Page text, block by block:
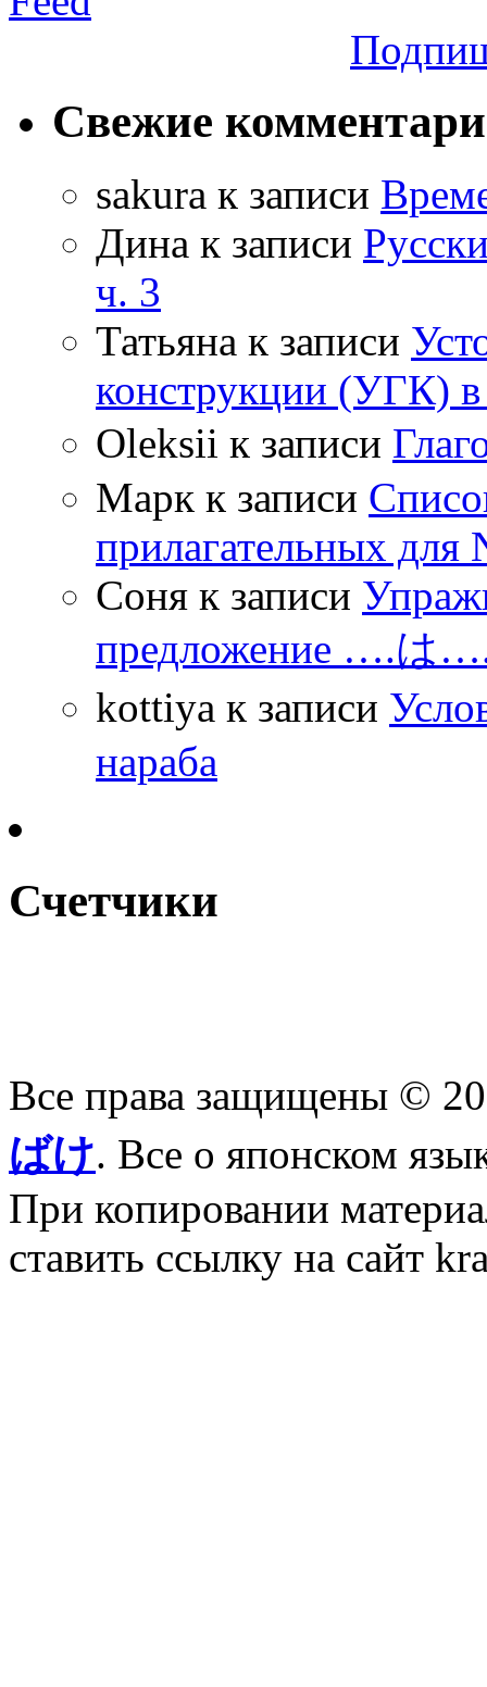
Свежие
sakura к записи
Дина к записи
ч. 3
Татьяна к записи
конструкции (УГК) в
Oleksii к записи
Марк к записи
прилагательных для
Соня к записи
предложение ….は
kottiya к записи
нараба
Счетчики
Все права защищены ©
ばけ. Все о японском
При копировании
ставить ссылку на сайт